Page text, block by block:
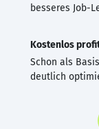
besseres Job-
Kostenlos
Schon als
deutlich